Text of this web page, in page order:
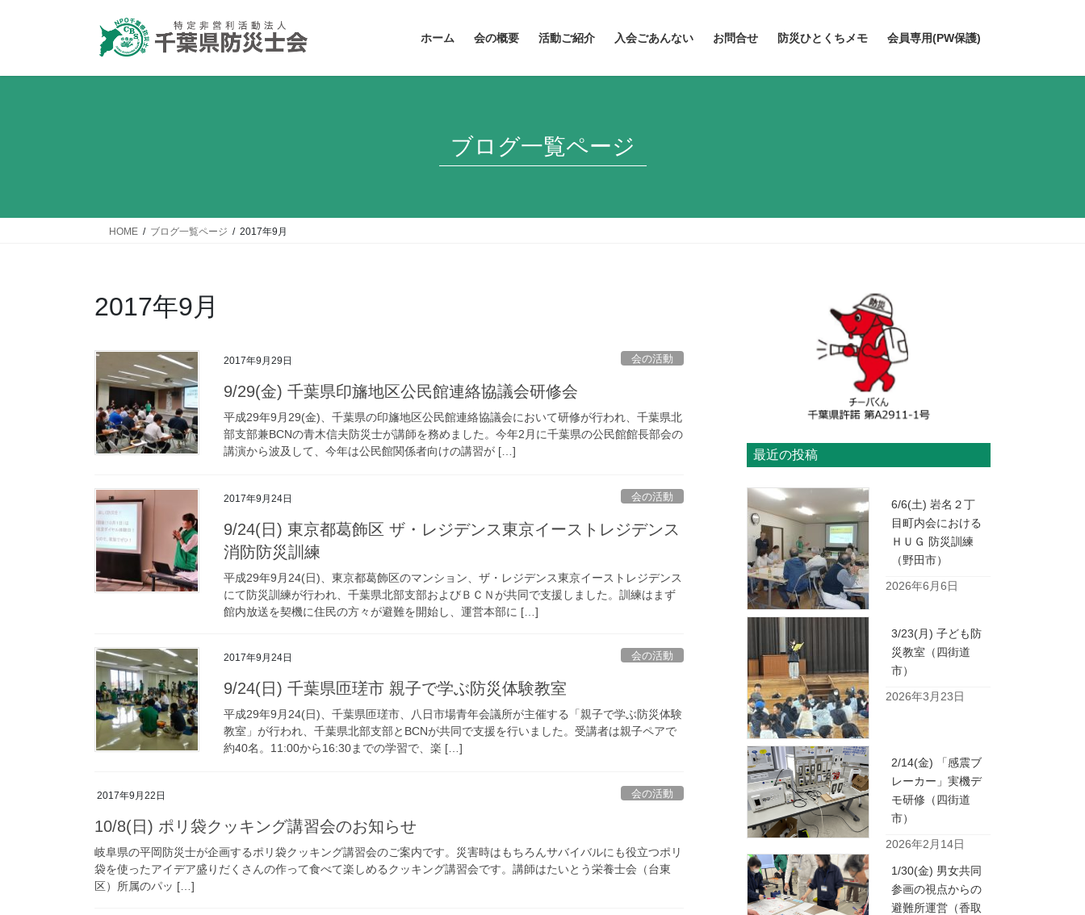
ホーム 会の概要 活動ご紹介 入会ごあんない お問合せ 防災ひとくちメモ 会員専用(PW保護)
ブログ一覧ページ
HOME ブログ一覧ページ 2017年9月
2017年9月
2017年9月29日 会の活動
9/29(金) 千葉県印旛地区公民館連絡協議会研修会
平成29年9月29(金)、千葉県の印旛地区公民館連絡協議会において研修が行われ、千葉県北
部支部兼BCNの青木信夫防災士が講師を務めました。今年2月に千葉県の公民館館長部会の
講演から波及して、今年は公民館関係者向けの講習が […]
2017年9月24日 会の活動
9/24(日) 東京都葛飾区 ザ・レジデンス東京イーストレジデンス
消防防災訓練
平成29年9月24(日)、東京都葛飾区のマンション、ザ・レジデンス東京イーストレジデンス
にて防災訓練が行われ、千葉県北部支部およびＢＣＮが共同で支援しました。訓練はまず
館内放送を契機に住民の方々が避難を開始し、運営本部に […]
2017年9月24日 会の活動
9/24(日) 千葉県匝瑳市 親子で学ぶ防災体験教室
平成29年9月24(日)、千葉県匝瑳市、八日市場青年会議所が主催する「親子で学ぶ防災体験
教室」が行われ、千葉県北部支部とBCNが共同で支援を行いました。受講者は親子ペアで
約40名。11:00から16:30までの学習で、楽 […]
2017年9月22日 会の活動
10/8(日) ポリ袋クッキング講習会のお知らせ
岐阜県の平岡防災士が企画するポリ袋クッキング講習会のご案内です。災害時はもちろんサバイバルにも役立つポリ
袋を使ったアイデア盛りだくさんの作って食べて楽しめるクッキング講習会です。講師はたいとう栄養士会（台東
区）所属のパッ […]
最近の投稿
6/6(土) 岩名２丁
目町内会における
ＨＵＧ 防災訓練
（野田市）
2026年6月6日
3/23(月) 子ども防
災教室（四街道
市）
2026年3月23日
2/14(金) 「感震ブ
レーカー」実機デ
モ研修（四街道
市）
2026年2月14日
1/30(金) 男女共同
参画の視点からの
避難所運営（香取